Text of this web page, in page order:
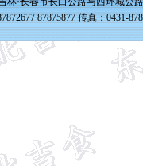
87875877 传真：0431-